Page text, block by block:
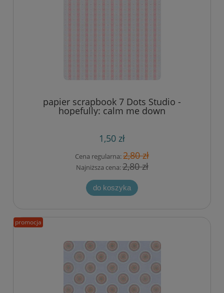
papier scrapbook 7 Dots Studio -
hopefully: calm me down
1,50 zł
Cena regularna:2,80 zł
Najniższa cena:2,80 zł
do koszyka
promocja